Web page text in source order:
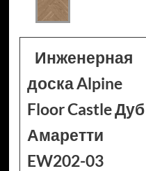
Инженерная
доска Alpine
Floor Castle Дуб
Амаретти
EW202-03